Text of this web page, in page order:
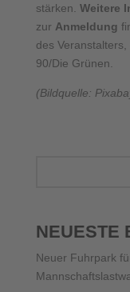
stärken. Weitere
zur Anmeldung
des
90/Die Grünen.
(Bildquelle:
NEUESTE
Neuer Fuhrpark